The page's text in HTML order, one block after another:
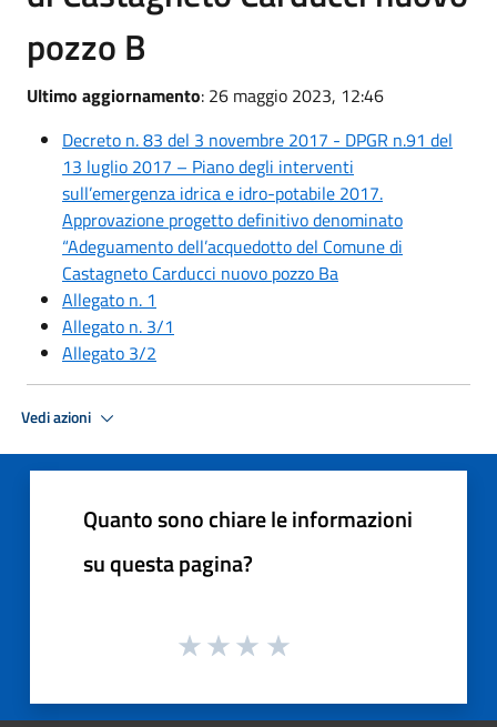
pozzo B
Ultimo aggiornamento: 26 maggio 2023, 12:46
Decreto n. 83 del 3 novembre 2017 - DPGR n.91 del
13 luglio 2017 – Piano degli interventi
sull’emergenza idrica e idro-potabile 2017.
Approvazione progetto definitivo denominato
“Adeguamento dell’acquedotto del Comune di
Castagneto Carducci nuovo pozzo Ba
Allegato n. 1
Allegato n. 3/1
Allegato 3/2
Vedi azioni
Quanto sono chiare le informazioni
su questa pagina?